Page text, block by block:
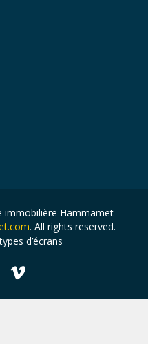
immobilière Hammamet
. All rights reserved.
d’écrans